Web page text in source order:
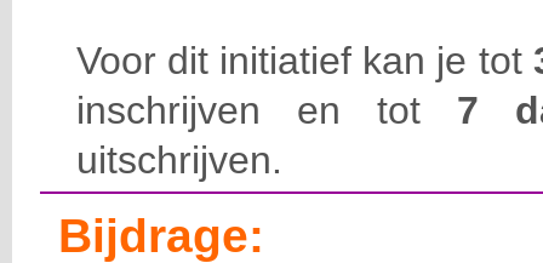
Voor dit initiatief kan je tot
inschrijven en tot 7
uitschrijven.
Bijdrage: